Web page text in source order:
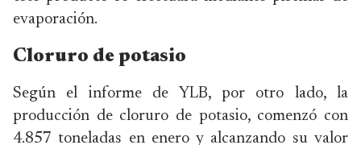
evaporación.
Cloruro de potasio
Según el informe de YLB, por otro lado, la
producción de cloruro de potasio, comenzó con
4.857 toneladas en enero y alcanzando su valor